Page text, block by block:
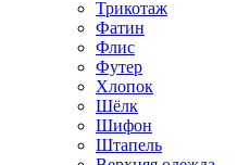
Трикотаж
Фатин
Флис
Футер
Хлопок
Шёлк
Шифон
Штапель